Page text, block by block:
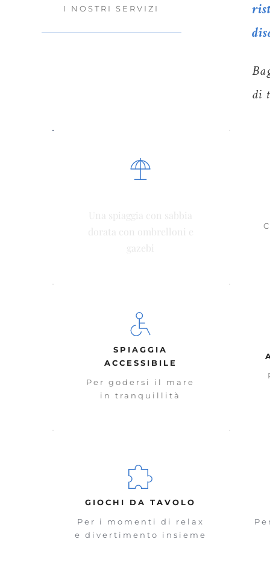
I NOSTRI SERVIZI
di
Una spiaggia con sabbia
dorata con ombrelloni e
gazebi
SPIAGGIA
ACCESSIBILE
Per godersi il mare
in tranquillità
GIOCHI DA TAVOLO
Per i momenti di relax
e divertimento insieme